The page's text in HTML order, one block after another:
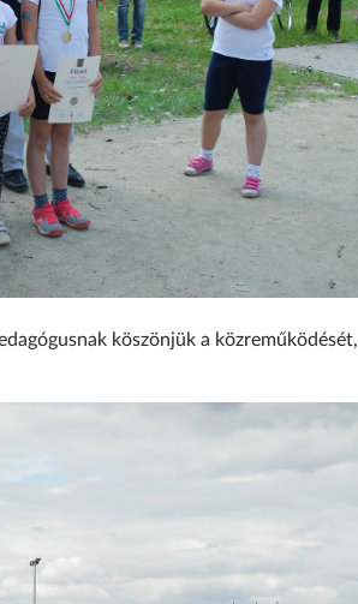
köszönjük a